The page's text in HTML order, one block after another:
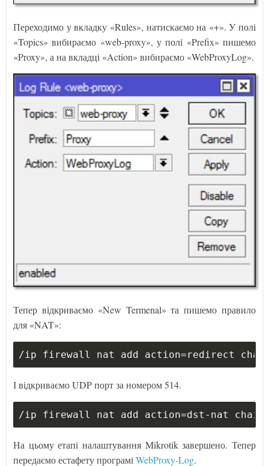
Переходимо у вкладку «Rules», натискаємо на «+». У полі
«Topics» вибираємо «web-proxy», у полі «Prefix» пишемо
«Proxy», а на вкладці «Action» вибираємо «WebProxyLog».
Тепер відкриваємо «New Termenal» та пишемо правило
для «NAT»:
/ip firewall nat add action=redirect
І відкриваємо UDP порт за номером 514.
/ip firewall nat add action=dst-nat
На цьому етапі налаштування Mikrotik завершено. Тепер
передаємо естафету програміWebProxy-Log.